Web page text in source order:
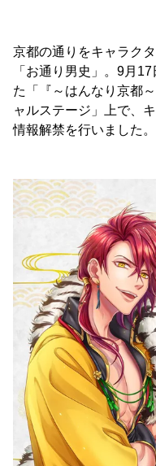
京都の通りをキャラク
「お通り男史」。9月
た「『～はんなり京都
ャルステージ」上で、
情報解禁を行いました。